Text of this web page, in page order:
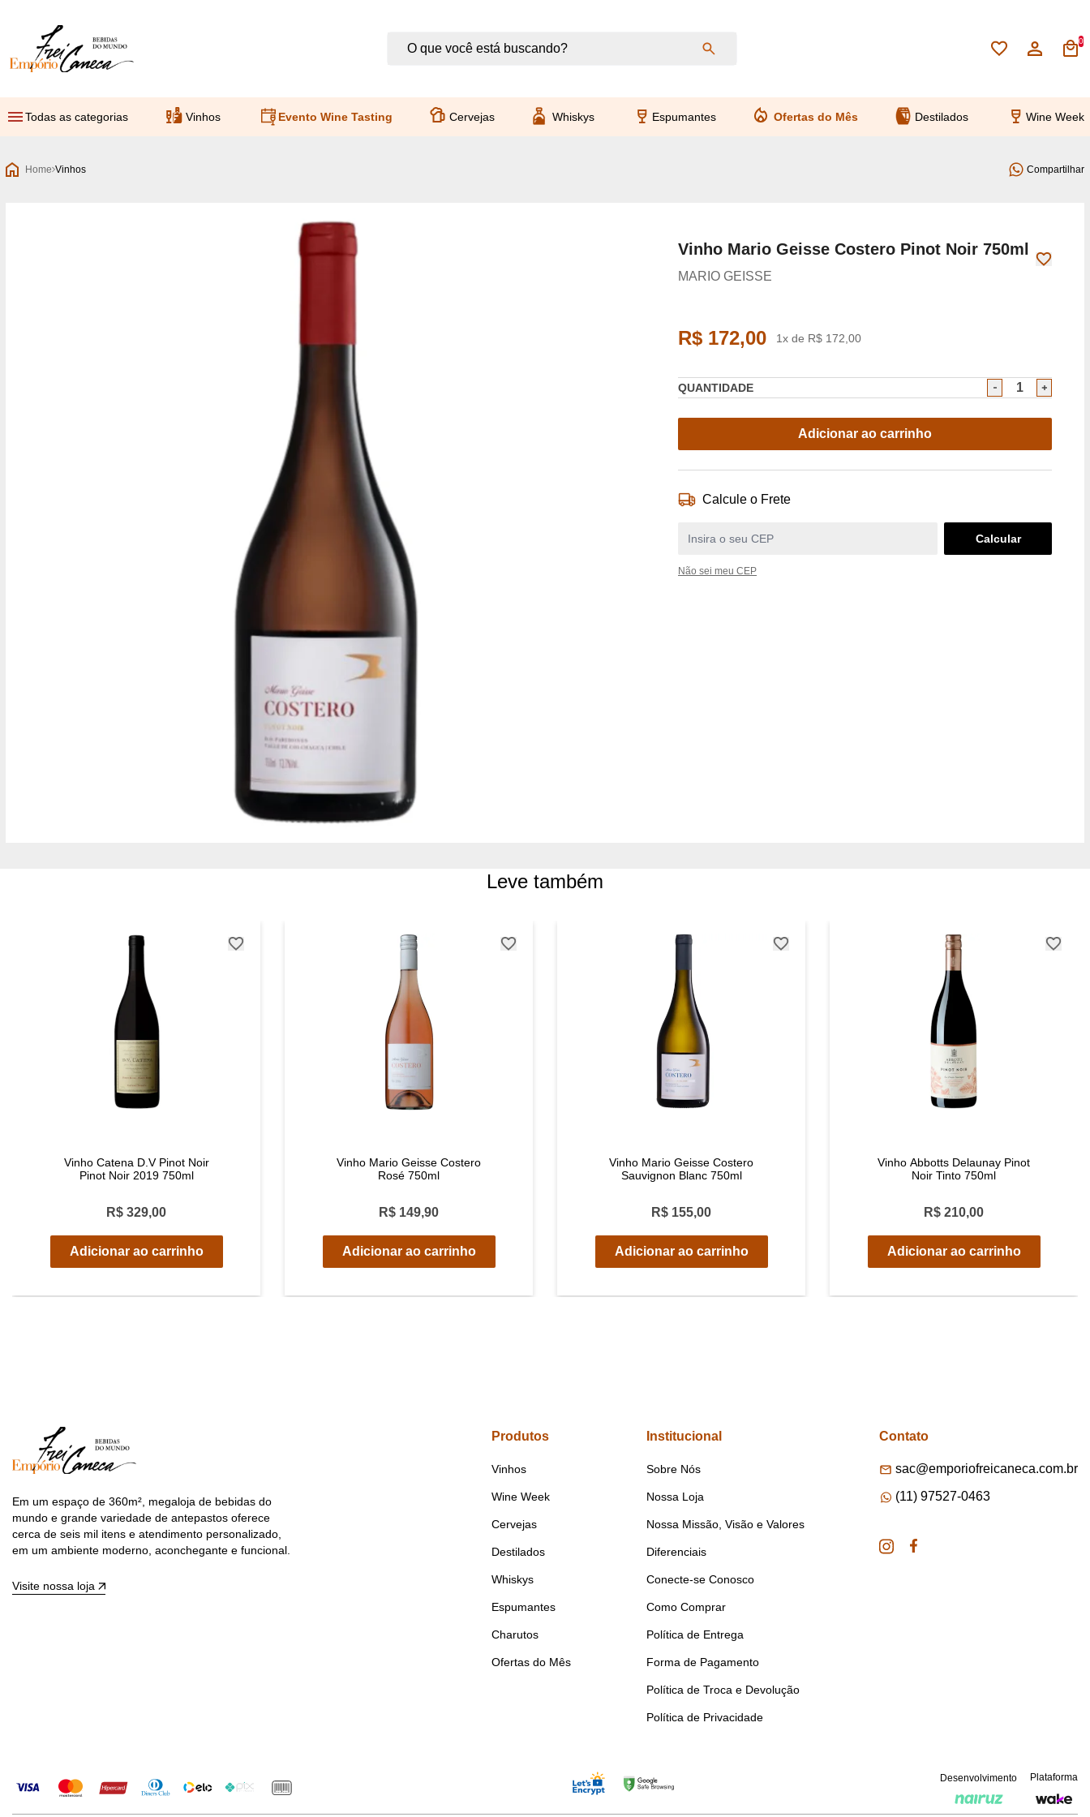
0
Todas as categorias Vinhos Evento Wine Tasting Cervejas Whiskys Espumantes Ofertas do Mês Destilados Wine Week
Home Vinhos Compartilhar
Vinho Mario Geisse Costero Pinot Noir 750ml
MARIO GEISSE
R$ 172,00 1x de R$ 172,00
QUANTIDADE
Adicionar ao carrinho
Calcule o Frete
Não sei meu CEP
Leve também
Vinho Catena D.V Pinot Noir
Pinot Noir 2019 750ml
R$ 329,00
Adicionar ao carrinho
Vinho Mario Geisse Costero
Rosé 750ml
R$ 149,90
Adicionar ao carrinho
Vinho Mario Geisse Costero
Sauvignon Blanc 750ml
R$ 155,00
Adicionar ao carrinho
Vinho Abbotts Delaunay Pinot
Noir Tinto 750ml
R$ 210,00
Adicionar ao carrinho
Em um espaço de 360m², megaloja de bebidas do
mundo e grande variedade de antepastos oferece
cerca de seis mil itens e atendimento personalizado,
em um ambiente moderno, aconchegante e funcional.
Visite nossa loja
Produtos
Vinhos
Wine Week
Cervejas
Destilados
Whiskys
Espumantes
Charutos
Ofertas do Mês
Institucional
Sobre Nós
Nossa Loja
Nossa Missão, Visão e Valores
Diferenciais
Conecte-se Conosco
Como Comprar
Política de Entrega
Forma de Pagamento
Política de Troca e Devolução
Política de Privacidade
Contato
sac@emporiofreicaneca.com.br
(11) 97527-0463
Desenvolvimento Plataforma